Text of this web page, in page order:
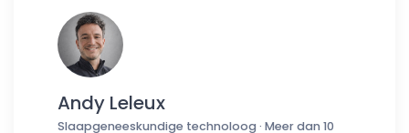
Andy Leleux
Slaapgeneeskundige technoloog · Meer dan 10